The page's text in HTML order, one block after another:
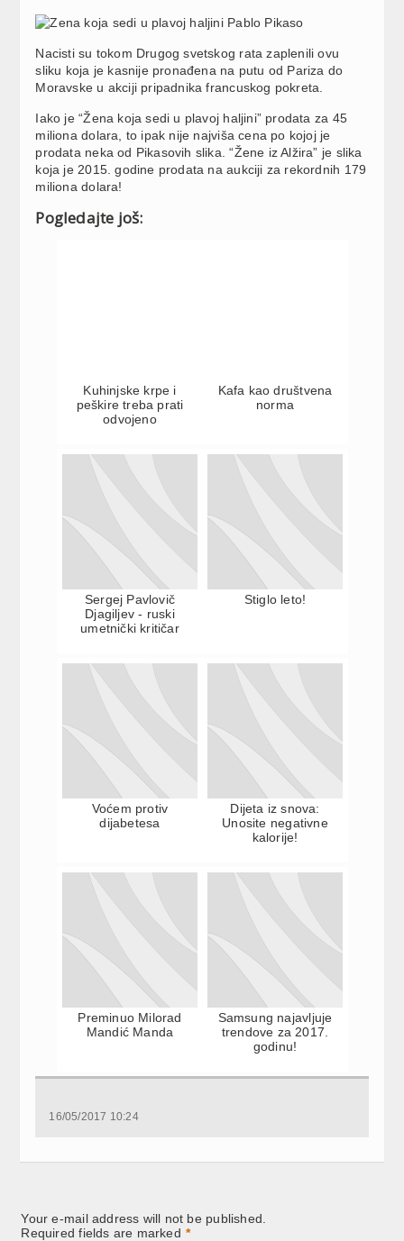
Nacisti su tokom Drugog svetskog rata zaplenili ovu
sliku koja je kasnije pronađena na putu od Pariza do
Moravske u akciji pripadnika francuskog pokreta.
Iako je “Žena koja sedi u plavoj haljini” prodata za 45
miliona dolara, to ipak nije najviša cena po kojoj je
prodata neka od Pikasovih slika. “Žene iz Alžira” je slika
koja je 2015. godine prodata na aukciji za rekordnih 179
miliona dolara!
Pogledajte još:
Kuhinjske krpe i
peškire treba prati
odvojeno
Kafa kao društvena
norma
Sergej Pavlovič
Djagiljev - ruski
umetnički kritičar
Stiglo leto!
Voćem protiv
dijabetesa
Dijeta iz snova:
Unosite negativne
kalorije!
Preminuo Milorad
Mandić Manda
Samsung najavljuje
trendove za 2017.
godinu!
16/05/2017 10:24
Your e-mail address will not be published.
Required fields are marked *